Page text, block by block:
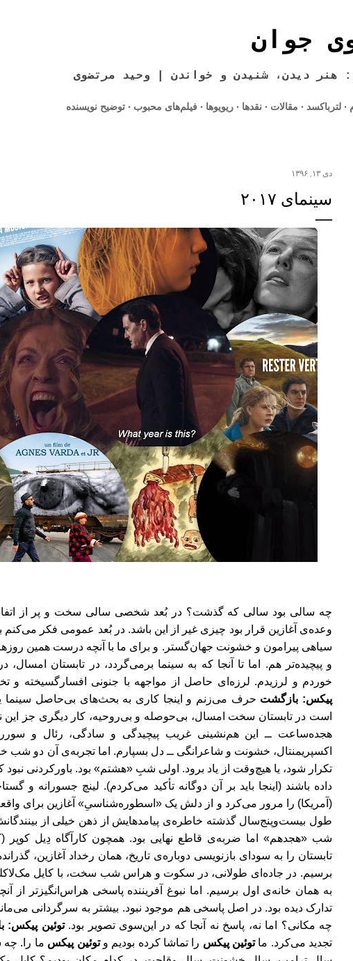
جوان
هنر دیدن، شنیدن و خواندن | وحید مرتضوی
لترباکسد مقالات نقدها ریویوها فیلم‌های محبوب توضیح نویسنده
دی ۱۳, ۱۳۹۶
سینمای ۲۰۱۷
چه سالی بود سالی که گذشت؟ در بُعد شخصی سالی سخت و پر از
وعدهی آغازین قرار بود چیزی غیر از این باشد. در بُعد عمومی فکر میکنم
سیاهی پیرامون و خشونت جهانگستر. و برای ما با آنچه درست همین
و پیچیدهتر هم. اما تا آنجا که به سینما برمیگردد، در تابستان امسال،
خوردم و لرزیدم. لرزه ای حاصل از مواجهه با جنونی افسارگسیخته و
پیکس: بازگشت حرف میزنم و اینجا کاری به بحثهای بیحاصل سینما
است در تابستان سخت امسال، بیحوصله و بیروحیه، کار دیگری جز
هجدهساعت ــ این هم‌نشینی غریب پیچیدگی و سادگی، رئال و
اکسپریمنتال، خشونت و شاعرانگیــ دل بسپارم. اما تجربهی آن دو شب
تکرار شود، یا هیچ‌وقت از یاد برود. اولی شبِ «هشتم» بود. باورکردنی نبود
داده باشند (اینجا باید بر آن دوگانه تأکید میکردم). لینچ جسورانه و
(آمریکا) را مرور میکرد و از دلش یک «اسطورهشناسیِ» آغازین برای
طول بیستوپنجسال گذشته خاطرهی پیامدهایش از ذهن خیلی از
شب «هجدهم» اما ضربهی قاطع نهایی بود. همچون کارآگاه دِیل کوپر
تابستان را به سودای بازنویسی دوبارهی تاریخ، همان رخداد آغازین،
برسیم. در جاده ای طولانی، در سکوت و هراس شب سخت، با کایل مک
به همان خانهی اول برسیم. اما نبوغ آفریننده پاسخی هراس انگیزتر از
تدارک دیده بود. در اصل پاسخی هم موجود نبود. بیشتر به سرگردانی می
چه مکانی؟ اما نه، پاسخ نه آنجا که در اینسوی تصویر بود.توئین پیکس:
تجدید میکرد. ماتوئین پیکس را تماشا کرده بودیم و توئین پیکس ما را